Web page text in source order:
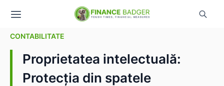
CONTABILITATE
Proprietatea intelectuală:
Protecția din spatele